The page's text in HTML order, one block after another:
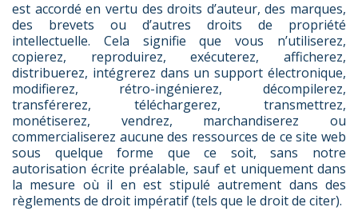
est accordé en vertu des droits d’auteur, des marques,
des brevets ou d’autres droits de propriété
intellectuelle. Cela signifie que vous n’utiliserez,
copierez, reproduirez, exécuterez, afficherez,
distribuerez, intégrerez dans un support électronique,
modifierez, rétro-ingénierez, décompilerez,
transférerez, téléchargerez, transmettrez,
monétiserez, vendrez, marchandiserez ou
commercialiserez aucune des ressources de ce site web
sous quelque forme que ce soit, sans notre
autorisation écrite préalable, sauf et uniquement dans
la mesure où il en est stipulé autrement dans des
règlements de droit impératif (tels que le droit de citer).